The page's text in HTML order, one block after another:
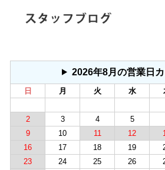
2026年8月の営業日
日 月 火 水
2
3 4 5
9
10 11 12
16
17 18 19
23
24 25 26